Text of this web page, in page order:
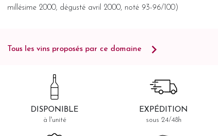
millésime 2000, dégusté avril 2000, noté 93-96/100)
Tous les vins proposés par ce domaine
DISPONIBLE
à l'unité
EXPÉDITION
sous 24/48h